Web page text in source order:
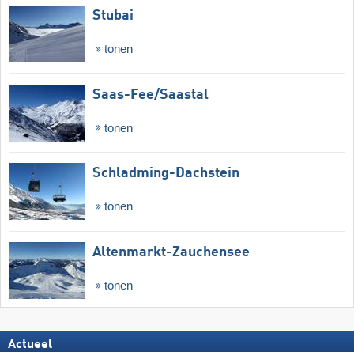
Stubai
tonen
Saas-Fee/​Saastal
tonen
Schladming-Dachstein
tonen
Altenmarkt-Zauchensee
tonen
Actueel